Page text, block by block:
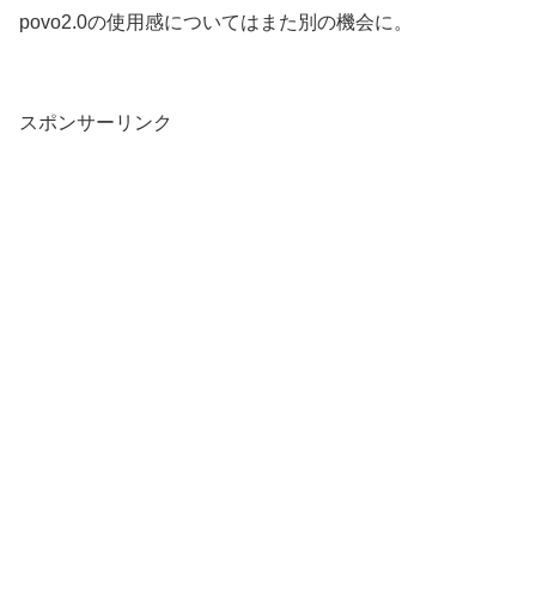
povo2.0の使用感についてはまた別の機会に。
スポンサーリンク